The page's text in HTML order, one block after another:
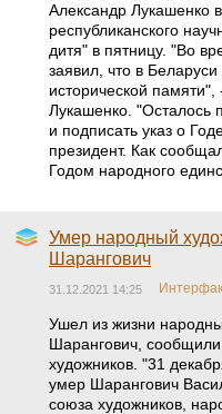
Александр Лукашенко
республиканского
дитя" в пятницу. "Во
заявил, что в
исторической
Лукашенко. "Осталось
и подписать указ о
президент. Как
Годом народного
Умер народный
Шарангович
31.12.2021 14:25
Ушел из жизни
Шарангович,
художников. "31
умер Шарангович
союза художников,